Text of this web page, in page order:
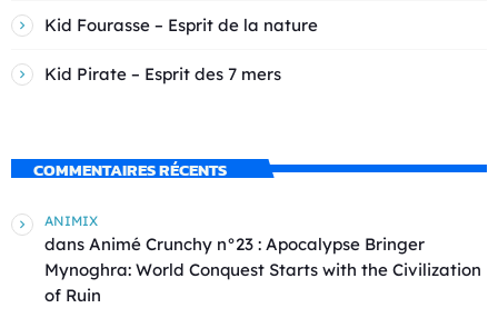
Kid Fourasse – Esprit de la nature
Kid Pirate – Esprit des 7 mers
COMMENTAIRES RÉCENTS
ANIMIX
dans Animé Crunchy n°23 : Apocalypse Bringer
Mynoghra: World Conquest Starts with the Civilization
of Ruin